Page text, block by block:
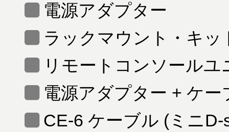
電源アダプター
ラックマウント・キ
リモートコンソールユ
電源アダプター + ケ
CE-6 ケーブル (ミニ